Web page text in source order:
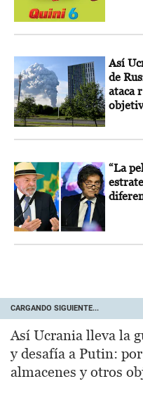
Así
de
ataca
“La
CARGANDO SIGUIENTE...
Así Ucrania lleva la
y desafía a Putin:
almacenes y otros